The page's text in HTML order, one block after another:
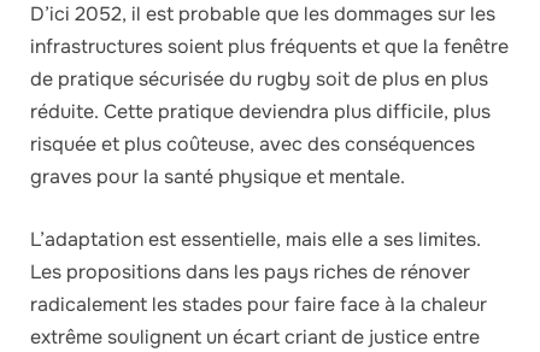
D’ici 2052, il est probable que les dommages sur les
infrastructures soient plus fréquents et que la fenêtre
de pratique sécurisée du rugby soit de plus en plus
réduite. Cette pratique deviendra plus difficile, plus
risquée et plus coûteuse, avec des conséquences
graves pour la santé physique et mentale.
L’adaptation est essentielle, mais elle a ses limites.
Les propositions dans les pays riches de rénover
radicalement les stades pour faire face à la chaleur
extrême soulignent un écart criant de justice entre